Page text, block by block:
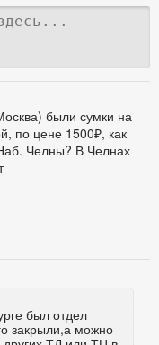
были сумки на
по цене 1500₽, как
Челны? В Челнах
был отдел
закрыли,а можно